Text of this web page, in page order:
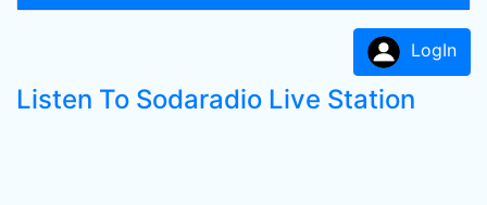
LogIn
Listen To Sodaradio Live Station